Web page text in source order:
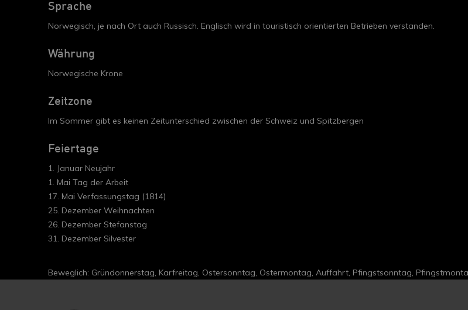
Sprache
Norwegisch, je nach Ort auch Russisch. Englisch wird in touristisch orientierten Betrieben verstanden.
Währung
Norwegische Krone
Zeitzone
Im Sommer gibt es keinen Zeitunterschied zwischen der Schweiz und Spitzbergen
Feiertage
1. Januar Neujahr
1. Mai Tag der Arbeit
17. Mai Verfassungstag (1814)
25. Dezember Weihnachten
26. Dezember Stefanstag
31. Dezember Silvester
Beweglich: Gründonnerstag, Karfreitag, Ostersonntag, Ostermontag, Auffahrt, Pfingstsonntag,